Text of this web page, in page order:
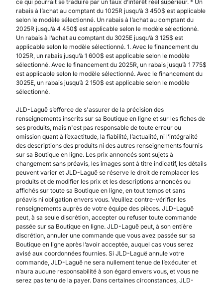
ce qui pourrait se traduire par un taux d’intérêt réel supérieur. * Un
rabais à l’achat au comptant du 1025R jusqu’à 3 450$ est applicable
selon le modèle sélectionné. Un rabais à l’achat au comptant du
2025R jusqu’à 4 450$ est applicable selon le modèle sélectionné.
Un rabais à l’achat au comptant du 3025E jusqu’à 3 125$ est
applicable selon le modèle sélectionné. 1. Avec le financement du
1025R, un rabais jusqu’à 1 600$ est applicable selon le modèle
sélectionné. Avec le financement du 2025R, un rabais jusqu’à 1 775$
est applicable selon le modèle sélectionné. Avec le financement du
3025E, un rabais jusqu’à 2 150$ est applicable selon le modèle
sélectionné.
JLD-Laguë s’efforce de s'assurer de la précision des
renseignements inscrits sur sa Boutique en ligne et sur les fiches de
ses produits, mais n'est pas responsable de toute erreur ou
omission quant à l’exactitude, la fiabilité, l’actualité, ni l’intégralité
des descriptions des produits ni des autres renseignements fournis
sur sa Boutique en ligne. Les prix annoncés sont sujets à
changement sans préavis, les images sont à titre indicatif, les détails
peuvent varier et JLD-Laguë se réserve le droit de remplacer les
produits et de modifier les prix et les descriptions annoncés ou
affichés sur toute sa Boutique en ligne, en tout temps et sans
préavis ni obligation envers vous. Veuillez contre-vérifier les
renseignements auprès de votre équipe des pièces. JLD-Laguë
peut, à sa seule discrétion, accepter ou refuser toute commande
passée sur sa Boutique en ligne. JLD-Laguë peut, à son entière
discrétion, annuler une commande que vous avez passée sur sa
Boutique en ligne après l’avoir acceptée, auquel cas vous serez
avisé aux coordonnées fournies. Si JLD-Laguë annule votre
commande, JLD-Laguë ne sera nullement tenue de l’exécuter et
n’aura aucune responsabilité à son égard envers vous, et vous ne
serez pas tenu de la payer. Dans certaines circonstances, JLD-